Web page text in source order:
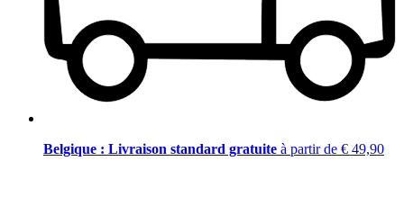
Belgique : Livraison standard gratuite à partir de € 49,90